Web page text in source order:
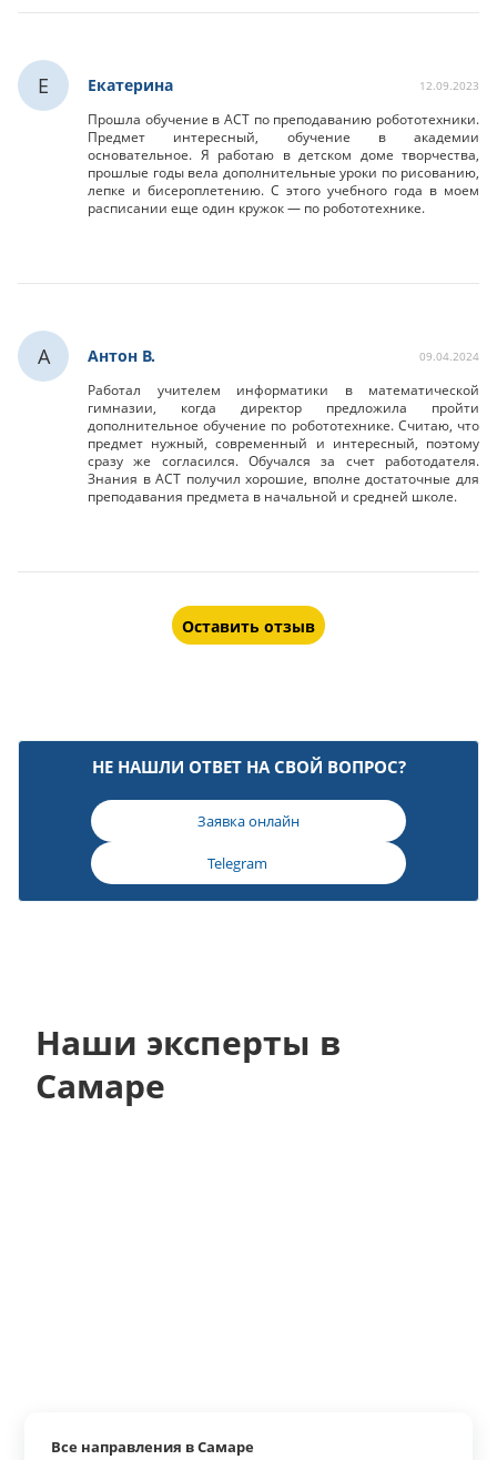
Е Екатерина 12.09.2023
Прошла обучение в АСТ по преподаванию робототехники.
Предмет интересный, обучение в академии
основательное. Я работаю в детском доме творчества,
прошлые годы вела дополнительные уроки по рисованию,
лепке и бисероплетению. С этого учебного года в моем
расписании еще один кружок — по робототехнике.
А Антон В. 09.04.2024
Работал учителем информатики в математической
гимназии, когда директор предложила пройти
дополнительное обучение по робототехнике. Считаю, что
предмет нужный, современный и интересный, поэтому
сразу же согласился. Обучался за счет работодателя.
Знания в АСТ получил хорошие, вполне достаточные для
преподавания предмета в начальной и средней школе.
Оставить отзыв
НЕ НАШЛИ ОТВЕТ НА СВОЙ ВОПРОС?
Заявка онлайн
Telegram
Наши эксперты в
Самаре
Все направления в Самаре